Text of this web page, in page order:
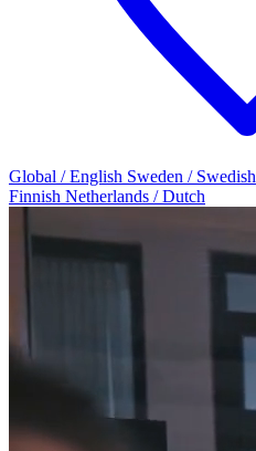
Global / English Sweden / Swedish
Finnish Netherlands / Dutch